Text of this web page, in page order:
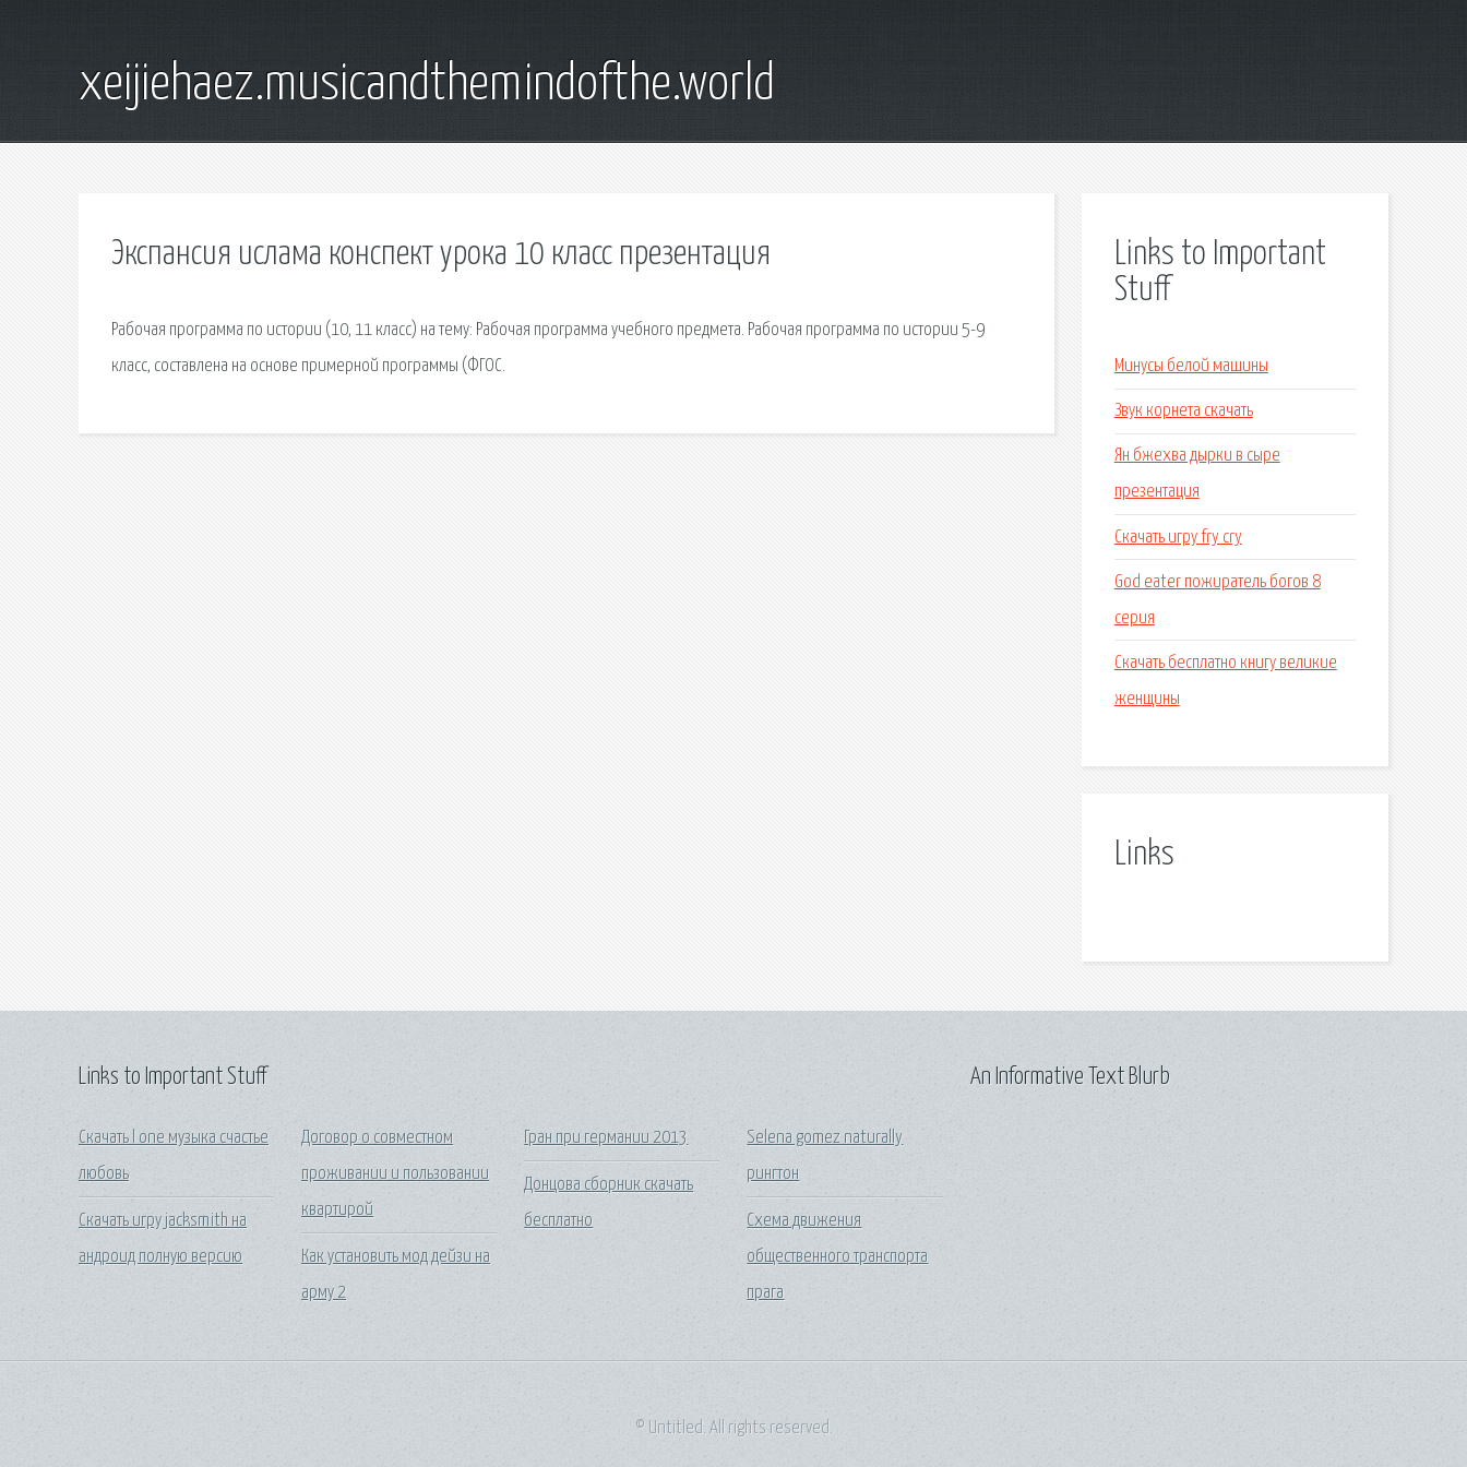
xeijiehaez.musicandthemindofthe.world
Экспансия ислама конспект урока 10 класс презентация
Рабочая программа по истории (10, 11 класс) на тему: Рабочая программа учебного предмета. Рабочая программа по истории 5-9
класс, составлена на основе примерной программы (ФГОС.
Links to Important
Stuff
Минусы белой машины
Звук корнета скачать
Ян бжехва дырки в сыре
презентация
Скачать игру fry cry
God eater пожиратель богов 8
серия
Скачать бесплатно книгу великие
женщины
Links
Links to Important Stuff
Скачать l one музыка счастье
любовь
Скачать игру jacksmith на
андроид полную версию
Договор о совместном
проживании и пользовании
квартирой
Как установить мод дейзи на
арму 2
Гран при германии 2013
Донцова сборник скачать
бесплатно
Selena gomez naturally
рингтон
Схема движения
общественного транспорта
прага
An Informative Text Blurb
© Untitled. All rights reserved.